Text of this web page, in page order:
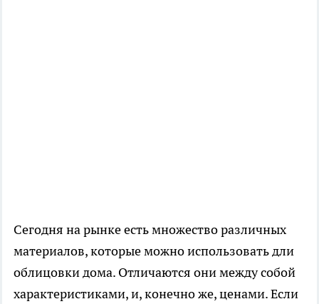
Сегодня на рынке есть множество различных
материалов, которые можно использовать дли
облицовки дома. Отличаются они между собой
характеристиками, и, конечно же, ценами. Если